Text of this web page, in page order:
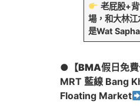
老屁股+
場，和大林
是Wat
● 【BMA假日免
MRT 藍線 Bang
Floating Market